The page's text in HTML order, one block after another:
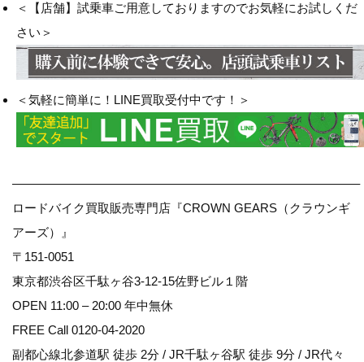
＜【店舗】試乗車ご用意しておりますのでお気軽にお試しくだ
さい＞
＜気軽に簡単に！LINE買取受付中です！＞
————————————————————————————–
ロードバイク買取販売専門店『CROWN GEARS（クラウンギ
アーズ）』
〒151-0051
東京都渋谷区千駄ヶ谷3-12-15佐野ビル１階
OPEN 11:00 – 20:00 年中無休
FREE Call 0120-04-2020
副都心線北参道駅 徒歩 2分 / JR千駄ヶ谷駅 徒歩 9分 / JR代々